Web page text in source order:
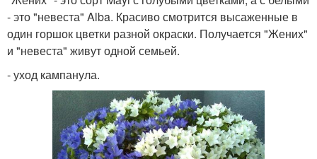
- это "невеста" Alba. Красиво смотрится высаженные в
один горшок цветки разной окраски. Получается "Жених"
и "невеста" живут одной семьей.
- уход кампанула.